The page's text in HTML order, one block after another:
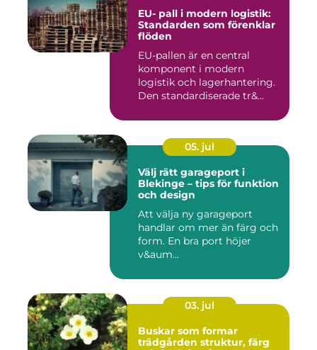
EU- pall i modern logistik:
Standarden som förenklar
flöden
EU-pallen är en central
komponent i modern
logistik och lagerhantering.
Den standardiserade tr&...
05. jul
Välj rätt garageport i
Blekinge – tips för funktion
och design
Att välja ny garageport
handlar om mer än färg och
form. En bra port höjer
v&aum...
03. jul
Buskar som formar
trädgården struktur, färg